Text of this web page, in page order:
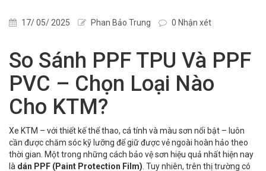
17/ 05/ 2025 Phan Bảo Trung 0 Nhận xét
So Sánh PPF TPU Và PPF
PVC – Chọn Loại Nào
Cho KTM?
Xe KTM – với thiết kế thể thao, cá tính và màu sơn nổi bật – luôn
cần được chăm sóc kỹ lưỡng để giữ được vẻ ngoài hoàn hảo theo
thời gian. Một trong những cách bảo vệ sơn hiệu quả nhất hiện nay
là dán PPF (Paint Protection Film) . Tuy nhiên, trên thị trường có